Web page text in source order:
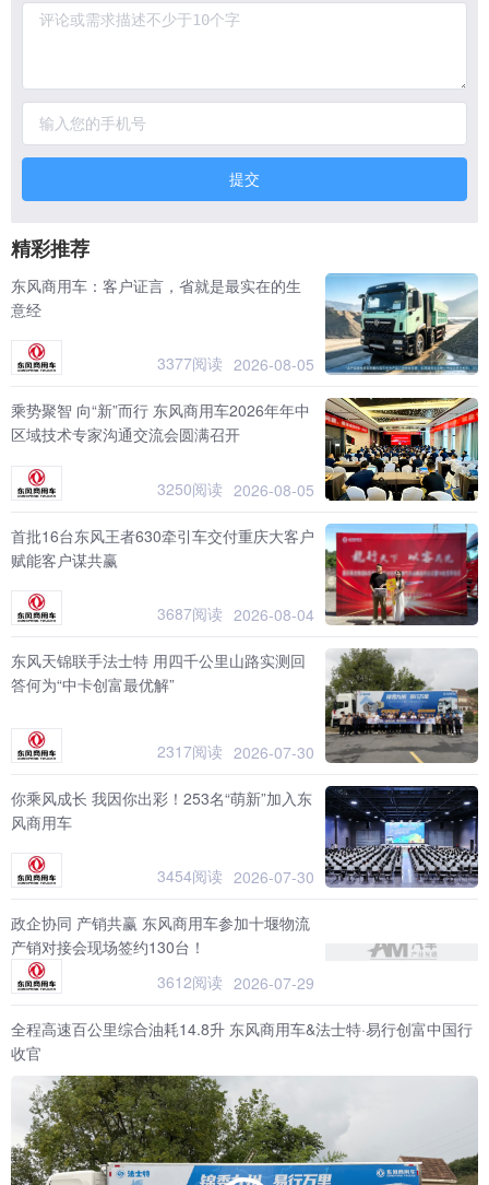
提交
精彩推荐
东风商用车：客户证言，省就是最实在的生
意经
3377阅读 2026-08-05
乘势聚智 向“新”而行 东风商用车2026年年中
区域技术专家沟通交流会圆满召开
3250阅读 2026-08-05
首批16台东风王者630牵引车交付重庆大客户
赋能客户谋共赢
3687阅读 2026-08-04
东风天锦联手法士特 用四千公里山路实测回
答何为“中卡创富最优解”
2317阅读 2026-07-30
你乘风成长 我因你出彩！253名“萌新”加入东
风商用车
3454阅读 2026-07-30
政企协同 产销共赢 东风商用车参加十堰物流
产销对接会现场签约130台！
3612阅读 2026-07-29
全程高速百公里综合油耗14.8升 东风商用车&法士特·易行创富中国行
收官